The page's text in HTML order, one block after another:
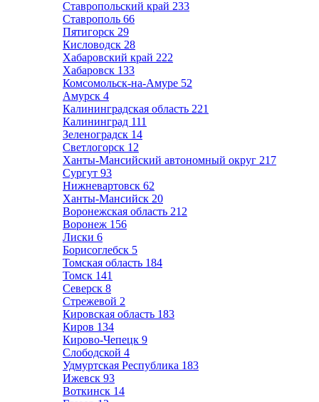
Ставропольский край 233
Ставрополь 66
Пятигорск 29
Кисловодск 28
Хабаровский край 222
Хабаровск 133
Комсомольск-на-Амуре 52
Амурск 4
Калининградская область 221
Калининград 111
Зеленоградск 14
Светлогорск 12
Ханты-Мансийский автономный округ 217
Сургут 93
Нижневартовск 62
Ханты-Мансийск 20
Воронежская область 212
Воронеж 156
Лиски 6
Борисоглебск 5
Томская область 184
Томск 141
Северск 8
Стрежевой 2
Кировская область 183
Киров 134
Кирово-Чепецк 9
Слободской 4
Удмуртская Республика 183
Ижевск 93
Воткинск 14